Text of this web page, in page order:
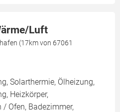
Luft
(17km von 67061
Solarthermie, Ölheizung,
Heizkörper,
Ofen, Badezimmer,